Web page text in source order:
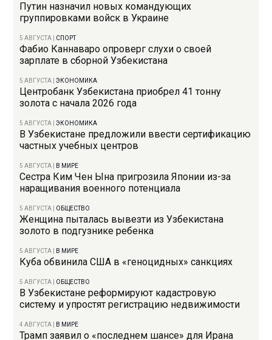
Путин назначил новых командующих
группировками войск в Украине
5 АВГУСТА СПОРТ
Фабио Каннаваро опроверг слухи о своей
зарплате в сборной Узбекистана
5 АВГУСТА |ЭКОНОМИКА
Центробанк Узбекистана приобрел 41 тонну
золота с начала 2026 года
5 АВГУСТА |ЭКОНОМИКА
В Узбекистане предложили ввести сертификацию
частных учебных центров
5 АВГУСТА В МИРЕ
Сестра Ким Чен Ына пригрозила Японии из-за
наращивания военного потенциала
5 АВГУСТА ОБЩЕСТВО
Женщина пыталась вывезти из Узбекистана
золото в подгузнике ребенка
5 АВГУСТА В МИРЕ
Куба обвинила США в «геноцидных» санкциях
5 АВГУСТА ОБЩЕСТВО
В Узбекистане реформируют кадастровую
систему и упростят регистрацию недвижимости
4 АВГУСТА В МИРЕ
Трамп заявил о «последнем шансе» для Ирана